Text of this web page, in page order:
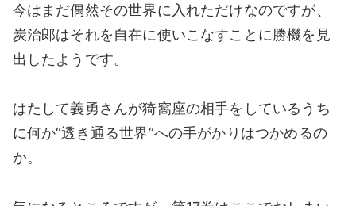
今はまだ偶然その世界に入れただけなのですが、
炭治郎はそれを自在に使いこなすことに勝機を見
出したようです。
はたして義勇さんが猗窩座の相手をしているうち
に何か“透き通る世界”への手がかりはつかめるの
か。